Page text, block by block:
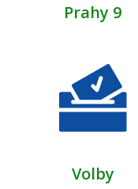
Prahy 9
Volby